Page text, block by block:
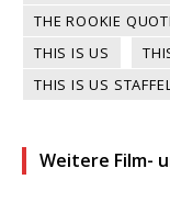
THE ROOKIE
THIS IS US
THIS IS US
Weitere Film-